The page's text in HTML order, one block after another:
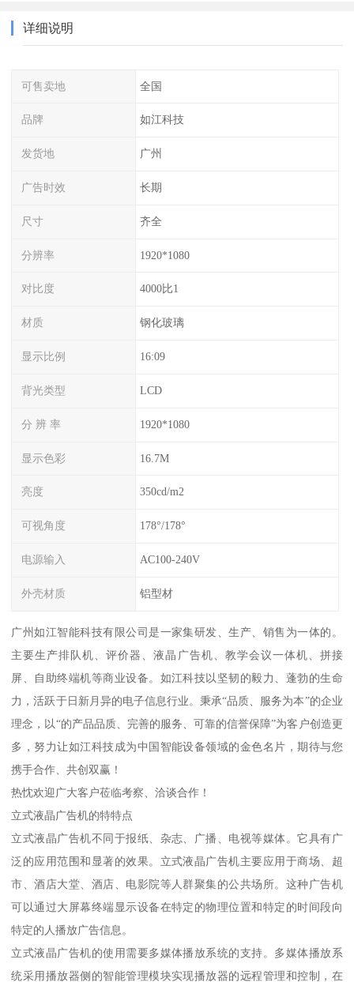
详细说明
可售卖地 全国
品牌 如江科技
发货地 广州
广告时效 长期
尺寸 齐全
分辨率 1920*1080
对比度 4000比1
材质 钢化玻璃
显示比例 16:09
背光类型 LCD
分 辨 率 1920*1080
显示色彩 16.7M
亮度 350cd/m2
可视角度 178°/178°
电源输入 AC100-240V
外壳材质 铝型材
广州如江智能科技有限公司是一家集研发、生产、销售为一体的。
主要生产排队机、评价器、液晶广告机、教学会议一体机、拼接
屏、自助终端机等商业设备。如江科技以坚韧的毅力、蓬勃的生命
力，活跃于日新月异的电子信息行业。秉承“品质、服务为本”的企业
理念，以“的产品品质、完善的服务、可靠的信誉保障”为客户创造更
多，努力让如江科技成为中国智能设备领域的金色名片，期待与您
携手合作、共创双赢！
热忱欢迎广大客户莅临考察、洽谈合作！
立式液晶广告机的特特点
立式液晶广告机不同于报纸、杂志、广播、电视等媒体。它具有广
泛的应用范围和显著的效果。立式液晶广告机主要应用于商场、超
市、酒店大堂、酒店、电影院等人群聚集的公共场所。这种广告机
可以通过大屏幕终端显示设备在特定的物理位置和特定的时间段向
特定的人播放广告信息。
立式液晶广告机的使用需要多媒体播放系统的支持。多媒体播放系
统采用播放器侧的智能管理模块实现播放器的远程管理和控制，在